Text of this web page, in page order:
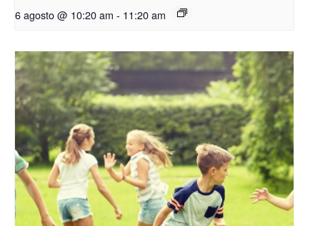
6 agosto @ 10:20 am - 11:20 am